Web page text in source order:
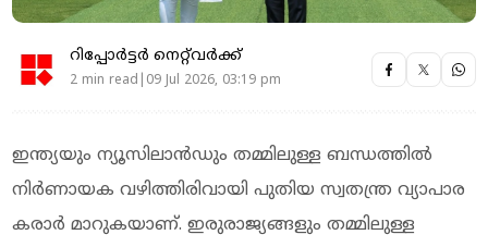
റിപ്പോർട്ടർ നെറ്റ്‌വര്‍ക്ക്‌
2 min read|09 Jul 2026, 03:19 pm
ഇന്ത്യയും ന്യൂസിലാൻഡും തമ്മിലുള്ള ബന്ധത്തിൽ
നിർണായക വഴിത്തിരിവായി പുതിയ സ്വതന്ത്ര വ്യാപാര
കരാർ മാറുകയാണ്. ഇരുരാജ്യങ്ങളും തമ്മിലുള്ള